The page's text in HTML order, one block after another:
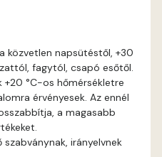
Fig-brown C
brown D
D
közvetlen napsütéstől, +30
fagytól, csapó esőtől.
°C-os hőmérsékletre
érvényesek. Az ennél
a magasabb
irányelvnek